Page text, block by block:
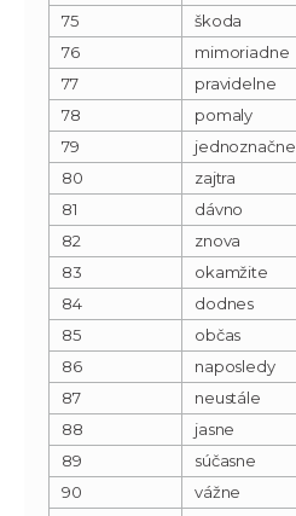
75
škoda
76
mimoriadne
77
pravidelne
78
pomaly
79
jednoznačne
80
zajtra
81
dávno
82
znova
83
okamžite
84
dodnes
85
občas
86
naposledy
87
neustále
88
jasne
89
súčasne
90
vážne